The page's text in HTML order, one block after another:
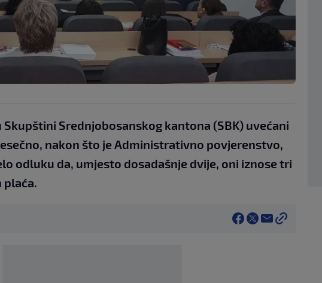
Srednjobosanskog kantona (SBK) uvećani
nakon što je Administrativno povjerenstvo,
odluku da, umjesto dosadašnje dvije, oni iznose tri
plaća.